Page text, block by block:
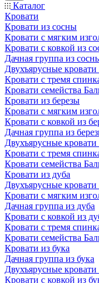
Каталог
Кровати
Кровати из сосны
Кровати с мягким
Кровати с ковкой из
Дачная группа из
Двухъярусные
Кровати с тремя
Кровати семейства
Кровати из березы
Кровати с мягким
Кровати с ковкой из
Дачная группа из
Двухъярусные кровати
Кровати с тремя
Кровати семейства
Кровати из дуба
Двухъярусные кровати
Кровати с мягким
Дачная группа из дуба
Кровати с ковкой из
Кровати с тремя
Кровати семейства
Кровати из бука
Дачная группа из бука
Двухъярусные кровати
Кровати с ковкой из